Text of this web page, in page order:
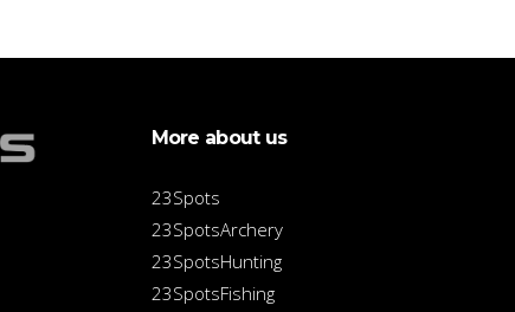
More about us
23Spots
23SpotsArchery
23SpotsHunting
23SpotsFishing